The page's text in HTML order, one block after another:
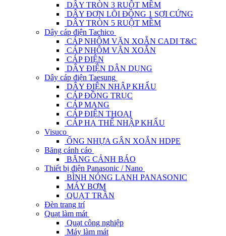
DÂY TRÒN 3 RUỘT MỀM
DÂY ĐƠN LÕI ĐỒNG 1 SỢI CỨNG
DÂY TRÒN 5 RUỘT MỀM
Dây cáp điện Tachico
CÁP NHÔM VẶN XOẮN CADI T&C
CÁP NHÔM VẶN XOẮN
CÁP ĐIỆN
DÂY ĐIỆN DÂN DỤNG
Dây cáp điện Taesung
DÂY ĐIỆN NHẬP KHẨU
CÁP ĐỒNG TRỤC
CÁP MẠNG
CÁP ĐIỆN THOẠI
CÁP HẠ THẾ NHẬP KHẨU
Visuco
ỐNG NHỰA GÂN XOẮN HDPE
Băng cảnh cáo
BĂNG CẢNH BÁO
Thiết bị điện Panasonic / Nano
BÌNH NÓNG LẠNH PANASONIC
MÁY BƠM
QUẠT TRẦN
Đèn trang trí
Quạt làm mát
Quạt công nghiệp
Máy làm mát